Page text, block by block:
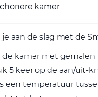
kamer
je aan de slag met de
de kamer met gemalen
5 keer op de aan/uit-
een temperatuur